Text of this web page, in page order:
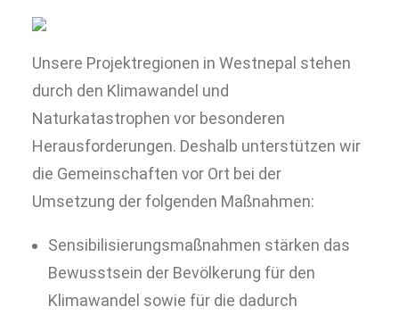
Unsere Projektregionen in Westnepal stehen
durch den Klimawandel und
Naturkatastrophen vor besonderen
Herausforderungen. Deshalb unterstützen wir
die Gemeinschaften vor Ort bei der
Umsetzung der folgenden Maßnahmen:
Sensibilisierungsmaßnahmen stärken das
Bewusstsein der Bevölkerung für den
Klimawandel sowie für die dadurch